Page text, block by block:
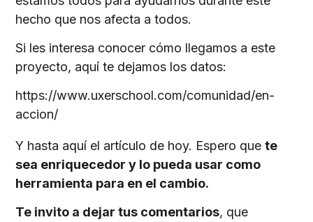
hecho que nos afecta a todos.
Si les interesa conocer cómo llegamos a este
proyecto, aquí te dejamos los datos:
https://www.uxerschool.com/comunidad/en-
accion/
Y hasta aquí el artículo de hoy. Espero quete
sea enriquecedor y lo pueda usar como
herramienta para en el cambio.
Te invito a dejar tus comentarios, que